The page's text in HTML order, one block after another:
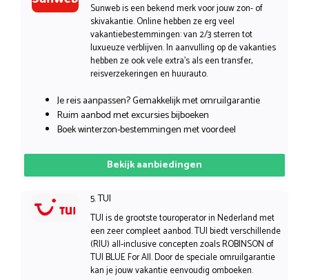
Sunweb is een bekend merk voor jouw zon- of
skivakantie. Online hebben ze erg veel
vakantiebestemmingen: van 2/3 sterren tot
luxueuze verblijven. In aanvulling op de vakanties
hebben ze ook vele extra’s als een transfer,
reisverzekeringen en huurauto.
Je reis aanpassen? Gemakkelijk met omruilgarantie
Ruim aanbod met excursies bijboeken
Boek winterzon-bestemmingen met voordeel
Bekijk aanbiedingen
5. TUI
TUI is de grootste touroperator in Nederland met
een zeer compleet aanbod. TUI biedt verschillende
(RIU) all-inclusive concepten zoals ROBINSON of
TUI BLUE For All. Door de speciale omruilgarantie
kan je jouw vakantie eenvoudig omboeken.